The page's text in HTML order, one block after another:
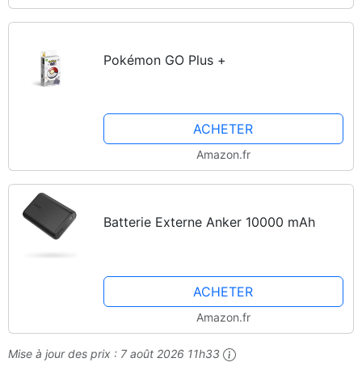
Pokémon GO Plus +
ACHETER
Amazon.fr
Batterie Externe Anker 10000 mAh
ACHETER
Amazon.fr
Mise à jour des prix : 7 août 2026 11h33